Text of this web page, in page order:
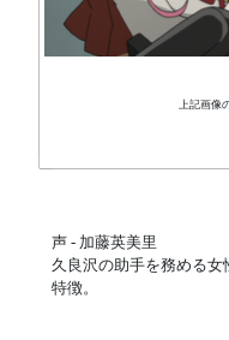
上記画像
声 - 加藤英美里
久良沢の助手を務める
特徴。